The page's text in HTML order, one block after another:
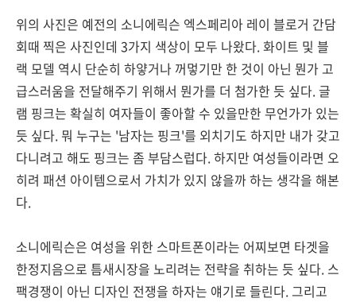
위의 사진은 예전의 소니에릭슨 엑스페리아 레이 블로거 간담
회때 찍은 사진인데 3가지 색상이 모두 나왔다. 화이트 및 블
랙 모델 역시 단순히 하얗거나 꺼멓기만 한 것이 아닌 뭔가 고
급스러움을 전달해주기 위해서 뭔가를 더 첨가한 듯 싶다. 글
램 핑크는 확실히 여자들이 좋아할 수 있을만한 무언가가 있는
듯 싶다. 뭐 누구는 '남자는 핑크'를 외치기도 하지만 내가 갖고
다니려고 해도 핑크는 좀 부담스럽다. 하지만 여성들이라면 오
히려 패션 아이템으로서 가치가 있지 않을까 하는 생각을 해본
다.
소니에릭슨은 여성을 위한 스마트폰이라는 어찌보면 타겟을
한정지음으로 틈새시장을 노리려는 전략을 취하는 듯 싶다. 스
팩경쟁이 아닌 디자인 전쟁을 하자는 얘기로 들린다. 그리고